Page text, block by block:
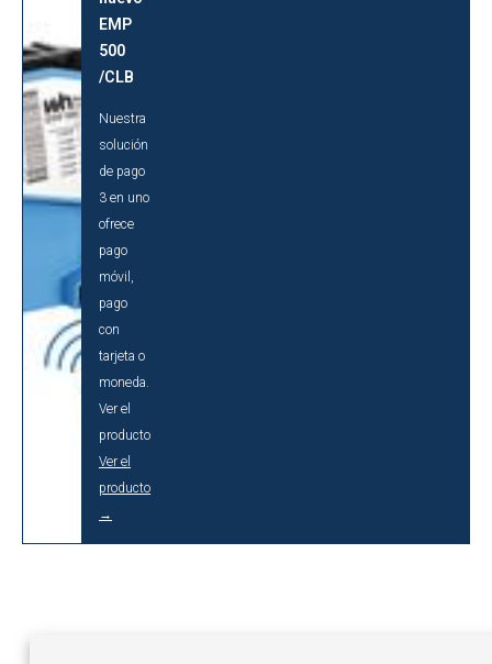
EMP
500
/CLB
Nuestra
solución
de pago
3 en uno
ofrece
pago
móvil,
pago
con
tarjeta o
moneda.
Ver el
producto
Ver el
producto
→